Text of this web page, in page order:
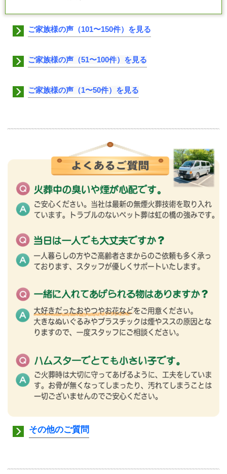
ご家族様の声（101〜150件）を見る
ご家族様の声（51〜100件）を見る
ご家族様の声（1〜50件）を見る
その他のご質問